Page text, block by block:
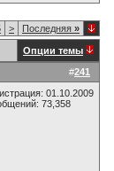
> Последняя »
Опции темы
#241
01.10.2009
73,358